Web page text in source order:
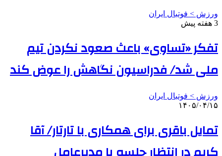
ورزش > فوتبال ایران
3 هفته پیش
تفکر «تساوی» باعث صعود نکردن تیم
ملی شد/ فدراسیون نگاهش را عوض کند
ورزش > فوتبال ایران
۱۴۰۵/۰۴/۱۵
تمایل باقری برای همکاری با تارتار/ آقا